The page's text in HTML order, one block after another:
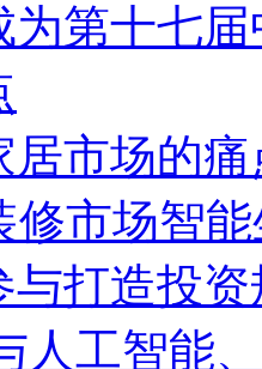
为第十七
居市场的痛
修市场智
与打造投
人工智能